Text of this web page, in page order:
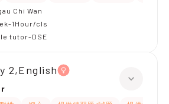
Chi Wan
1Hour/cls
tutor-DSE
2,English